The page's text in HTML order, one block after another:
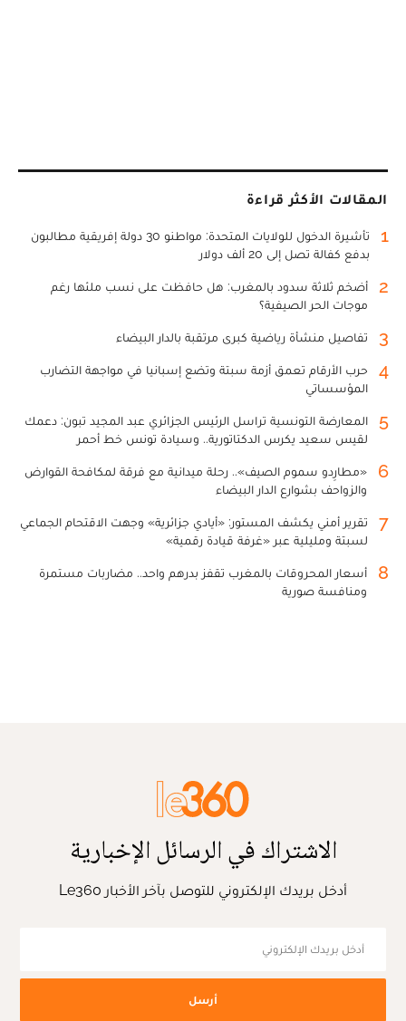
المقالات الأكثر قراءة
1
تأشيرة الدخول للولايات المتحدة: مواطنو 30 دولة إفريقية مطالبون
بدفع كفالة تصل إلى 20 ألف دولار
2
أضخم ثلاثة سدود بالمغرب: هل حافظت على نسب ملئها رغم
موجات الحر الصيفية؟
3 تفاصيل منشأة رياضية كبرى مرتقبة بالدار البيضاء
4
حرب الأرقام تعمق أزمة سبتة وتضع إسبانيا في مواجهة التضارب
المؤسساتي
5
المعارضة التونسية تراسل الرئيس الجزائري عبد المجيد تبون: دعمك
لقيس سعيد يكرس الدكتاتورية.. وسيادة تونس خط أحمر
6
«مطارِدو سموم الصيف».. رحلة ميدانية مع فرقة لمكافحة القوارض
والزواحف بشوارع الدار البيضاء
7
تقرير أمني يكشف المستور: «أيادي جزائرية» وجهت الاقتحام الجماعي
لسبتة ومليلية عبر «غرفة قيادة رقمية»
8
أسعار المحروقات بالمغرب تقفز بدرهم واحد.. مضاربات مستمرة
ومنافسة صورية
الاشتراك في الرسائل الإخبارية
أدخل بريدك الإلكتروني للتوصل بآخر الأخبار Le360
أرسل